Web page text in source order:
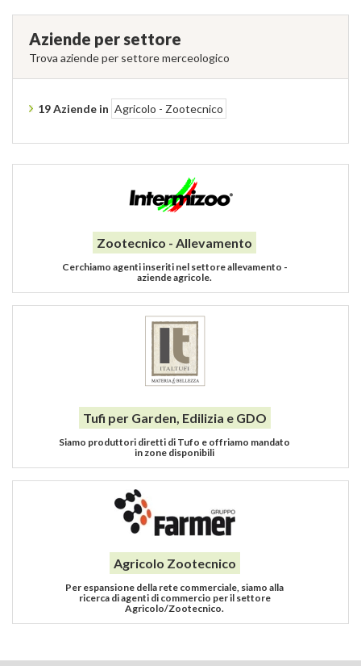
Aziende per settore
Trova aziende per settore merceologico
19 Aziende in Agricolo - Zootecnico
Zootecnico - Allevamento
Cerchiamo agenti inseriti nel settore allevamento -
aziende agricole.
Tufi per Garden, Edilizia e GDO
Siamo produttori diretti di Tufo e offriamo mandato
in zone disponibili
Agricolo Zootecnico
Per espansione della rete commerciale, siamo alla
ricerca di agenti di commercio per il settore
Agricolo/Zootecnico.